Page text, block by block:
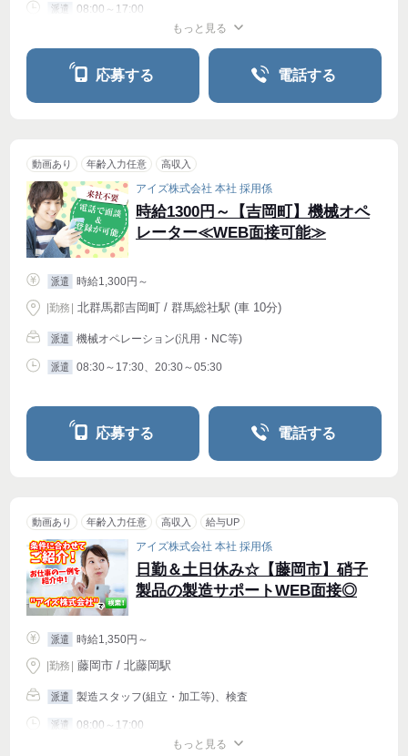
派遣 08:00～17:00
もっと見る
応募する 電話する
動画あり 年齢入力任意 高収入
アイズ株式会社 本社 採用係
時給1300円～【吉岡町】機械オペ
レーター≪WEB面接可能≫
派遣 時給1,300円～
|勤務 北群馬郡吉岡町 / 群馬総社駅 (車 10分)
派遣 機械オペレーション(汎用・NC等)
派遣 08:30～17:30、20:30～05:30
応募する 電話する
動画あり 年齢入力任意 高収入 給与UP
アイズ株式会社 本社 採用係
日勤＆土日休み☆【藤岡市】硝子
製品の製造サポートWEB面接◎
派遣 時給1,350円～
|勤務 藤岡市 / 北藤岡駅
派遣 製造スタッフ(組立・加工等)、検査
派遣 08:00～17:00
もっと見る